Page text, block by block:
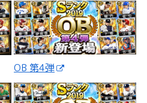
OB 第4弾